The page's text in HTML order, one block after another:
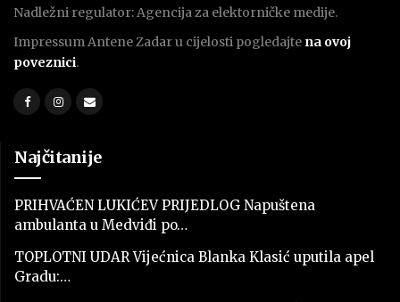
Nadležni regulator: Agencija za elektorničke medije.
Impressum Antene Zadar u cijelosti pogledajte na ovoj
poveznici.
Najčitanije
PRIHVAĆEN LUKIĆEV PRIJEDLOG Napuštena
ambulanta u Medviđi po…
TOPLOTNI UDAR Vijećnica Blanka Klasić uputila apel
Gradu:…